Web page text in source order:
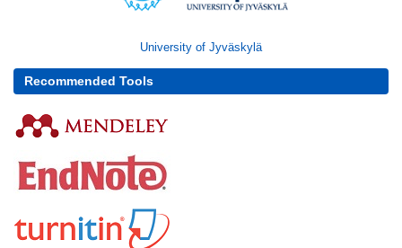
University of Jyväskylä
Recommended Tools